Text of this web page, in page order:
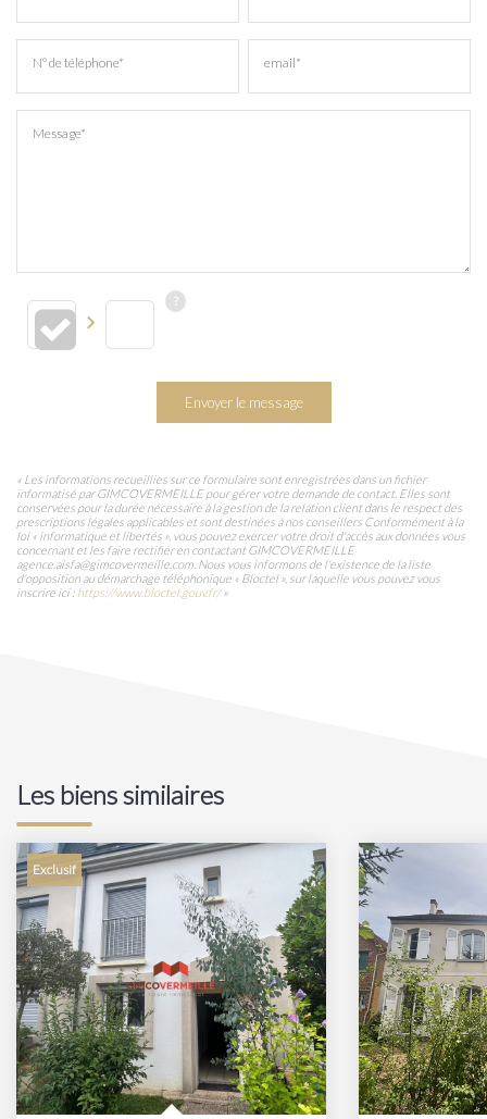
N° de téléphone* email*
Message*
Envoyer le message
« Les informations recueillies sur ce formulaire sont enregistrées dans un fichier
informatisé par GIMCOVERMEILLE pour gérer votre demande de contact. Elles sont
conservées pour la durée nécessaire à la gestion de la relation client dans le respect des
prescriptions légales applicables et sont destinées à nos conseillers Conformément à la
loi « informatique et libertés », vous pouvez exercer votre droit d'accès aux données vous
concernant et les faire rectifier en contactant GIMCOVERMEILLE
agence.aisfa@gimcovermeille.com. Nous vous informons de l'existence de la liste
d'opposition au démarchage téléphonique « Bloctel », sur laquelle vous pouvez vous
inscrire ici : https://www.bloctel.gouv.fr/»
Les biens similaires
Exclusif